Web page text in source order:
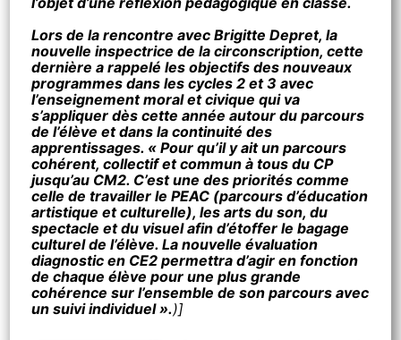
Lors de la rencontre avec Brigitte Depret, la
nouvelle inspectrice de la circonscription, cette
dernière a rappelé les objectifs des nouveaux
programmes dans les cycles 2 et 3 avec
l’enseignement moral et civique qui va
s’appliquer dès cette année autour du parcours
de l’élève et dans la continuité des
apprentissages. « Pour qu’il y ait un parcours
cohérent, collectif et commun à tous du CP
jusqu’au CM2. C’est une des priorités comme
celle de travailler le PEAC (parcours d’éducation
artistique et culturelle), les arts du son, du
spectacle et du visuel afin d’étoffer le bagage
culturel de l’élève. La nouvelle évaluation
diagnostic en CE2 permettra d’agir en fonction
de chaque élève pour une plus grande
cohérence sur l’ensemble de son parcours avec
un suivi individuel ».)]